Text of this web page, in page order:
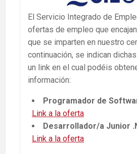
El Servicio Integrado de
ofertas de empleo que
que se imparten en nuestro
continuación, se indican
un link en el cual podéis
información:
Programador de
Link a la oferta
Desarrollador/a Junior
Link a la oferta